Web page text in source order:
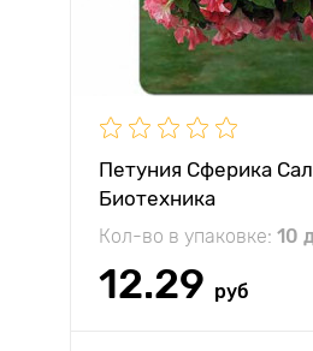
Петуния Сферика
Биотехника
Кол-во в упаковке: 10
12.29 руб